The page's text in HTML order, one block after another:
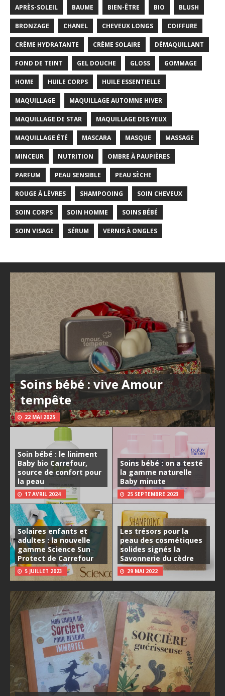
APRÈS-SOLEIL BAUME BIEN-ÊTRE BIO BLUSH
BRONZAGE CHANEL CHEVEUX LONGS COIFFURE
CRÈME HYDRATANTE CRÈME SOLAIRE DÉMAQUILLANT
FOND DE TEINT GEL DOUCHE GLOSS GOMMAGE
HOME HUILE CORPS HUILE ESSENTIELLE
MAQUILLAGE MAQUILLAGE AUTOMNE HIVER
MAQUILLAGE DE STAR MAQUILLAGE DES YEUX
MAQUILLAGE ÉTÉ MASCARA MASQUE MASSAGE
MINCEUR NUTRITION OMBRE À PAUPIÈRES
PARFUM PEAU SENSIBLE PEAU SÈCHE
ROUGE À LÈVRES SHAMPOOING SOIN CHEVEUX
SOIN CORPS SOIN HOMME SOINS BÉBÉ
SOIN VISAGE SÉRUM VERNIS À ONGLES
Soins bébé : vive Amour
tempête
22 MAI 2025
Soin bébé : le liniment
Baby bio Carrefour,
source de confort pour
la peau
17 AVRIL 2024
Soins bébé : on a testé
la gamme naturelle
Baby minute
25 SEPTEMBRE 2023
Solaires enfants et
adultes : la nouvelle
gamme Science Sun
Protect de Carrefour
5 JUILLET 2023
Les trésors pour la
peau des cosmétiques
solides signés la
Savonnerie du cèdre
29 MAI 2022